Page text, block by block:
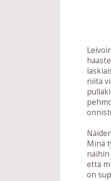
niitä
Minä
että
on